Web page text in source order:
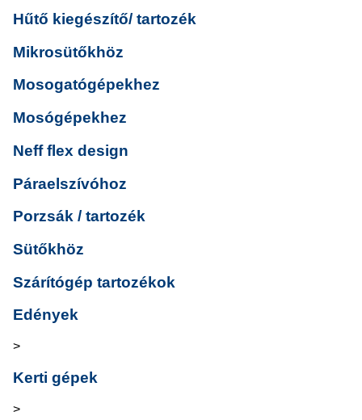
Hűtő kiegészítő/ tartozék
Mikrosütőkhöz
Mosogatógépekhez
Mosógépekhez
Neff flex design
Páraelszívóhoz
Porzsák / tartozék
Sütőkhöz
Szárítógép tartozékok
Edények
>
Kerti gépek
>